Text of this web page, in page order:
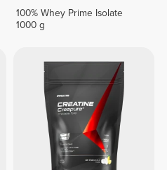
100% Whey Prime Isolate
1000 g